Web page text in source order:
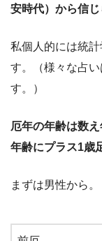
安時代）から信じ
私個人的には統
す。（様々な占
す。）
厄年の年齢は数
年齢にプラス1歳
まずは男性から。